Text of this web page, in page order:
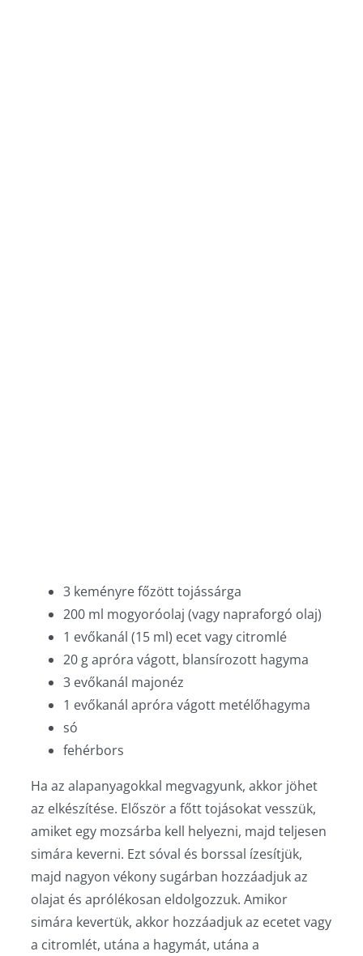
3 keményre főzött tojássárga
200 ml mogyoróolaj (vagy napraforgó olaj)
1 evőkanál (15 ml) ecet vagy citromlé
20 g apróra vágott, blansírozott hagyma
3 evőkanál majonéz
1 evőkanál apróra vágott metélőhagyma
só
fehérbors
Ha az alapanyagokkal megvagyunk, akkor jöhet
az elkészítése. Először a főtt tojásokat vesszük,
amiket egy mozsárba kell helyezni, majd teljesen
simára keverni. Ezt sóval és borssal ízesítjük,
majd nagyon vékony sugárban hozzáadjuk az
olajat és aprólékosan eldolgozzuk. Amikor
simára kevertük, akkor hozzáadjuk az ecetet vagy
a citromlét, utána a hagymát, utána a